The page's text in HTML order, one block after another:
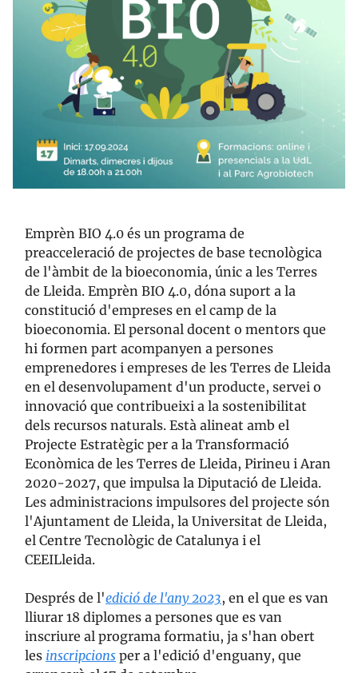
Emprèn BIO 4.0 és un programa de
preacceleració de projectes de base tecnològica
de l'àmbit de la bioeconomia, únic a les Terres
de Lleida. Emprèn BIO 4.0, dóna suport a la
constitució d'empreses en el camp de la
bioeconomia. El personal docent o mentors que
hi formen part acompanyen a persones
emprenedores i empreses de les Terres de Lleida
en el desenvolupament d'un producte, servei o
innovació que contribueixi a la sostenibilitat
dels recursos naturals. Està alineat amb el
Projecte Estratègic per a la Transformació
Econòmica de les Terres de Lleida, Pirineu i Aran
2020-2027, que impulsa la Diputació de Lleida.
Les administracions impulsores del projecte són
l'Ajuntament de Lleida, la Universitat de Lleida,
el Centre Tecnològic de Catalunya i el
CEEILleida.
Després de l'edició de l'any 2023, en el que es van
lliurar 18 diplomes a persones que es van
inscriure al programa formatiu, ja s'han obert
les inscripcions per a l'edició d'enguany, que